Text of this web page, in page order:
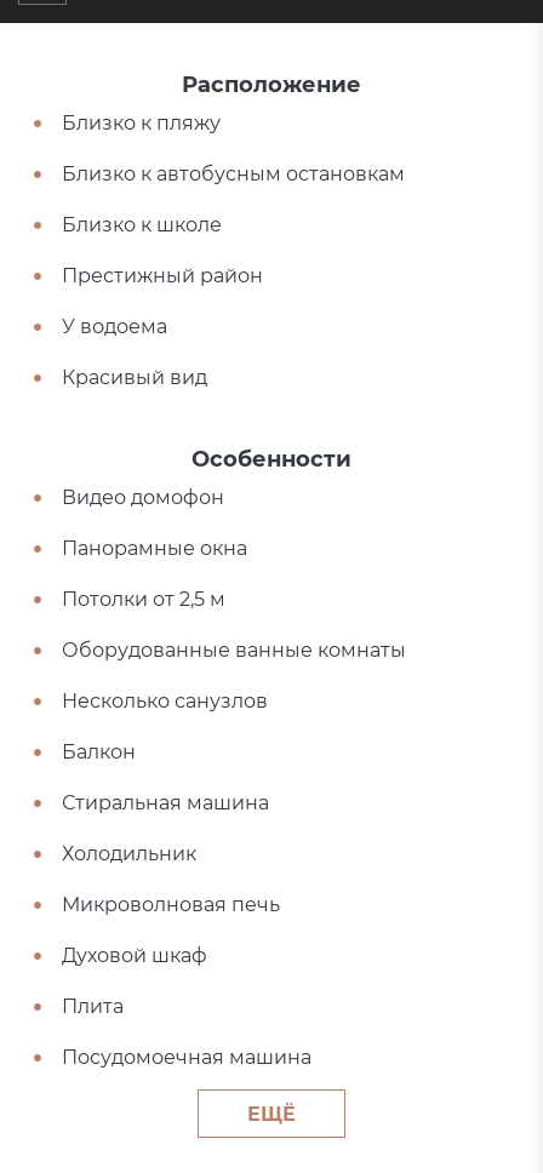
Расположение
Близко к пляжу
Близко к автобусным остановкам
Близко к школе
Престижный район
У водоема
Красивый вид
Особенности
Видео домофон
Панорамные окна
Потолки от 2,5 м
Оборудованные ванные комнаты
Несколько санузлов
Балкон
Стиральная машина
Холодильник
Микроволновая печь
Духовой шкаф
Плита
Посудомоечная машина
ЕЩЁ